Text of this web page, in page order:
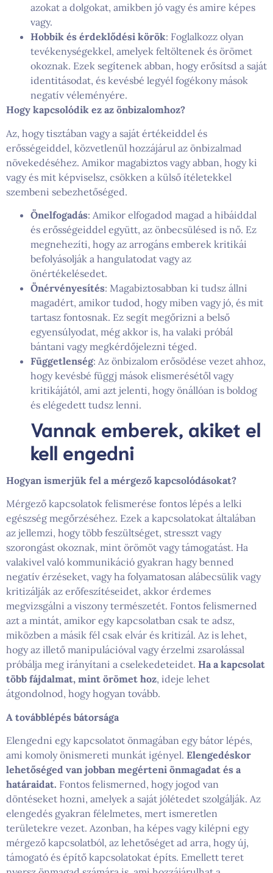
azokat a dolgokat, amikben jó vagy és amire képes
vagy.
Hobbik és érdeklődési körök: Foglalkozz olyan
tevékenységekkel, amelyek feltöltenek és örömet
okoznak. Ezek segítenek abban, hogy erősítsd a saját
identitásodat, és kevésbé legyél fogékony mások
negatív véleményére.
Hogy kapcsolódik ez az önbizalomhoz?
Az, hogy tisztában vagy a saját értékeiddel és
erősségeiddel, közvetlenül hozzájárul az önbizalmad
növekedéséhez. Amikor magabiztos vagy abban, hogy ki
vagy és mit képviselsz, csökken a külső ítéletekkel
szembeni sebezhetőséged.
Önelfogadás: Amikor elfogadod magad a hibáiddal
és erősségeiddel együtt, az önbecsülésed is nő. Ez
megnehezíti, hogy az arrogáns emberek kritikái
befolyásolják a hangulatodat vagy az
önértékelésedet.
Önérvényesítés: Magabiztosabban ki tudsz állni
magadért, amikor tudod, hogy miben vagy jó, és mit
tartasz fontosnak. Ez segít megőrizni a belső
egyensúlyodat, még akkor is, ha valaki próbál
bántani vagy megkérdőjelezni téged.
Függetlenség: Az önbizalom erősödése vezet ahhoz,
hogy kevésbé függj mások elismerésétől vagy
kritikájától, ami azt jelenti, hogy önállóan is boldog
és elégedett tudsz lenni.
Vannak emberek, akiket el
kell engedni
Hogyan ismerjük fel a mérgező kapcsolódásokat?
Mérgező kapcsolatok felismerése fontos lépés a lelki
egészség megőrzéséhez. Ezek a kapcsolatokat általában
az jellemzi, hogy több feszültséget, stresszt vagy
szorongást okoznak, mint örömöt vagy támogatást. Ha
valakivel való kommunikáció gyakran hagy benned
negatív érzéseket, vagy ha folyamatosan alábecsülik vagy
kritizálják az erőfeszítéseidet, akkor érdemes
megvizsgálni a viszony természetét. Fontos felismerned
azt a mintát, amikor egy kapcsolatban csak te adsz,
miközben a másik fél csak elvár és kritizál. Az is lehet,
hogy az illető manipulációval vagy érzelmi zsarolással
próbálja meg irányítani a cselekedeteidet. Ha a kapcsolat
több fájdalmat, mint örömet hoz, ideje lehet
átgondolnod, hogy hogyan tovább.
A továbblépés bátorsága
Elengedni egy kapcsolatot önmagában egy bátor lépés,
ami komoly önismereti munkát igényel. Elengedéskor
lehetőséged van jobban megérteni önmagadat és a
határaidat. Fontos felismerned, hogy jogod van
döntéseket hozni, amelyek a saját jólétedet szolgálják. Az
elengedés gyakran félelmetes, mert ismeretlen
területekre vezet. Azonban, ha képes vagy kilépni egy
mérgező kapcsolatból, az lehetőséget ad arra, hogy új,
támogató és építő kapcsolatokat építs. Emellett teret